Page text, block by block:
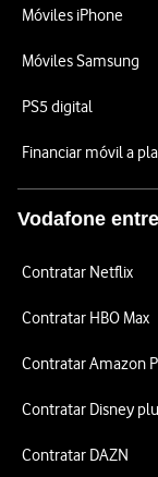
Móviles iPhone
Móviles Samsung
PS5 digital
Financiar móvil a
Vodafone
Contratar Netflix
Contratar HBO Max
Contratar Amazon
Contratar Disney
Contratar DAZN